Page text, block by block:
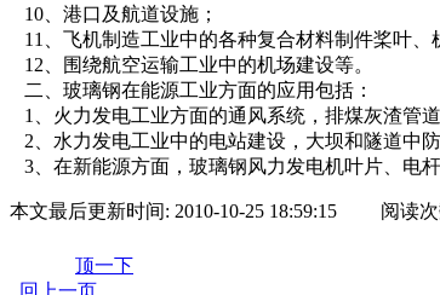
10、港口及航道设施；
11、飞机制造工业中的各种复合材料制件桨叶、
12、围绕航空运输工业中的机场建设等。
二、玻璃钢在能源工业方面的应用包括：
1、火力发电工业方面的通风系统，排煤灰渣管
2、水力发电工业中的电站建设，大坝和隧道中
3、在新能源方面，玻璃钢风力发电机叶片、电
本文最后更新时间: 2010-10-25 18:59:15 阅读次
顶一下
回上一页